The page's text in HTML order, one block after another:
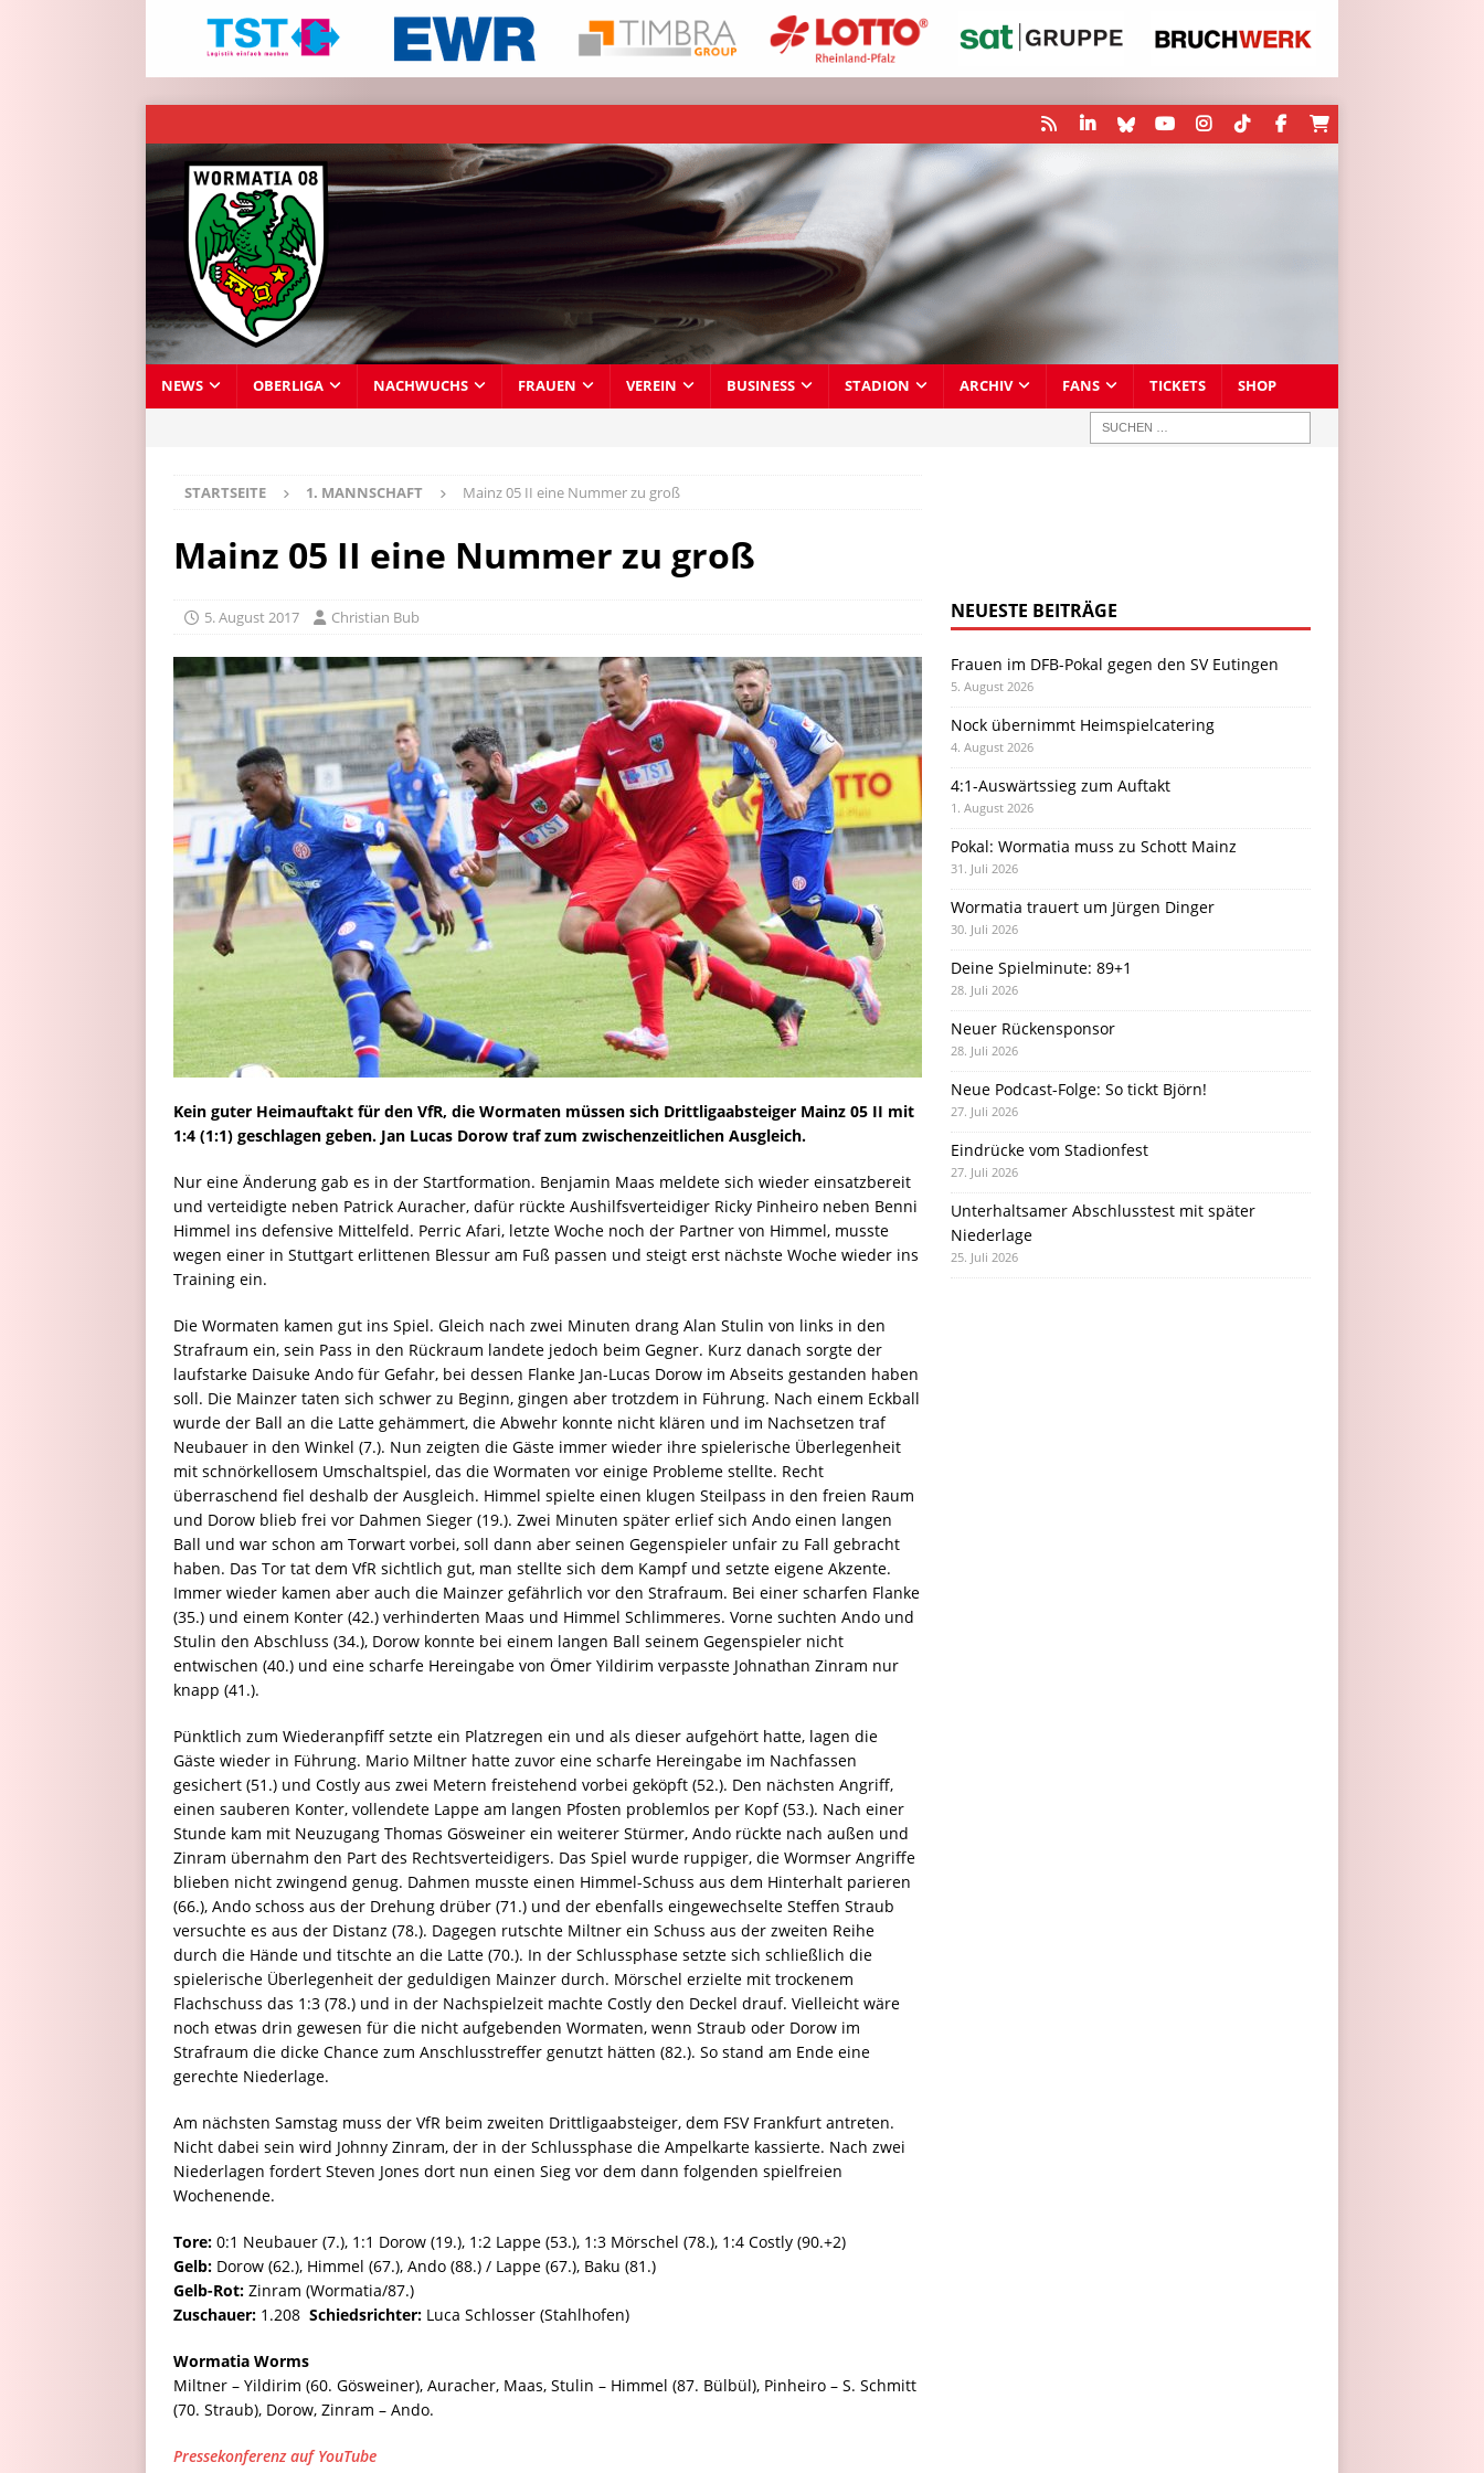
NEWS OBERLIGA NACHWUCHS FRAUEN VEREIN BUSINESS STADION ARCHIV FANS TICKETS SHOP
STARTSEITE 1. MANNSCHAFT Mainz 05 II eine Nummer zu groß
Mainz 05 II eine Nummer zu groß
5. August 2017 Christian Bub
Kein guter Heimauftakt für den VfR, die Wormaten müssen sich Drittligaabsteiger Mainz 05 II mit
1:4 (1:1) geschlagen geben. Jan Lucas Dorow traf zum zwischenzeitlichen Ausgleich.
Nur eine Änderung gab es in der Startformation. Benjamin Maas meldete sich wieder einsatzbereit
und verteidigte neben Patrick Auracher, dafür rückte Aushilfsverteidiger Ricky Pinheiro neben Benni
Himmel ins defensive Mittelfeld. Perric Afari, letzte Woche noch der Partner von Himmel, musste
wegen einer in Stuttgart erlittenen Blessur am Fuß passen und steigt erst nächste Woche wieder ins
Training ein.
Die Wormaten kamen gut ins Spiel. Gleich nach zwei Minuten drang Alan Stulin von links in den
Strafraum ein, sein Pass in den Rückraum landete jedoch beim Gegner. Kurz danach sorgte der
laufstarke Daisuke Ando für Gefahr, bei dessen Flanke Jan-Lucas Dorow im Abseits gestanden haben
soll. Die Mainzer taten sich schwer zu Beginn, gingen aber trotzdem in Führung. Nach einem Eckball
wurde der Ball an die Latte gehämmert, die Abwehr konnte nicht klären und im Nachsetzen traf
Neubauer in den Winkel (7.). Nun zeigten die Gäste immer wieder ihre spielerische Überlegenheit
mit schnörkellosem Umschaltspiel, das die Wormaten vor einige Probleme stellte. Recht
überraschend fiel deshalb der Ausgleich. Himmel spielte einen klugen Steilpass in den freien Raum
und Dorow blieb frei vor Dahmen Sieger (19.). Zwei Minuten später erlief sich Ando einen langen
Ball und war schon am Torwart vorbei, soll dann aber seinen Gegenspieler unfair zu Fall gebracht
haben. Das Tor tat dem VfR sichtlich gut, man stellte sich dem Kampf und setzte eigene Akzente.
Immer wieder kamen aber auch die Mainzer gefährlich vor den Strafraum. Bei einer scharfen Flanke
(35.) und einem Konter (42.) verhinderten Maas und Himmel Schlimmeres. Vorne suchten Ando und
Stulin den Abschluss (34.), Dorow konnte bei einem langen Ball seinem Gegenspieler nicht
entwischen (40.) und eine scharfe Hereingabe von Ömer Yildirim verpasste Johnathan Zinram nur
knapp (41.).
Pünktlich zum Wiederanpfiff setzte ein Platzregen ein und als dieser aufgehört hatte, lagen die
Gäste wieder in Führung. Mario Miltner hatte zuvor eine scharfe Hereingabe im Nachfassen
gesichert (51.) und Costly aus zwei Metern freistehend vorbei geköpft (52.). Den nächsten Angriff,
einen sauberen Konter, vollendete Lappe am langen Pfosten problemlos per Kopf (53.). Nach einer
Stunde kam mit Neuzugang Thomas Gösweiner ein weiterer Stürmer, Ando rückte nach außen und
Zinram übernahm den Part des Rechtsverteidigers. Das Spiel wurde ruppiger, die Wormser Angriffe
blieben nicht zwingend genug. Dahmen musste einen Himmel-Schuss aus dem Hinterhalt parieren
(66.), Ando schoss aus der Drehung drüber (71.) und der ebenfalls eingewechselte Steffen Straub
versuchte es aus der Distanz (78.). Dagegen rutschte Miltner ein Schuss aus der zweiten Reihe
durch die Hände und titschte an die Latte (70.). In der Schlussphase setzte sich schließlich die
spielerische Überlegenheit der geduldigen Mainzer durch. Mörschel erzielte mit trockenem
Flachschuss das 1:3 (78.) und in der Nachspielzeit machte Costly den Deckel drauf. Vielleicht wäre
noch etwas drin gewesen für die nicht aufgebenden Wormaten, wenn Straub oder Dorow im
Strafraum die dicke Chance zum Anschlusstreffer genutzt hätten (82.). So stand am Ende eine
gerechte Niederlage.
Am nächsten Samstag muss der VfR beim zweiten Drittligaabsteiger, dem FSV Frankfurt antreten.
Nicht dabei sein wird Johnny Zinram, der in der Schlussphase die Ampelkarte kassierte. Nach zwei
Niederlagen fordert Steven Jones dort nun einen Sieg vor dem dann folgenden spielfreien
Wochenende.
Tore: 0:1 Neubauer (7.), 1:1 Dorow (19.), 1:2 Lappe (53.), 1:3 Mörschel (78.), 1:4 Costly (90.+2)
Gelb: Dorow (62.), Himmel (67.), Ando (88.) / Lappe (67.), Baku (81.)
Gelb-Rot: Zinram (Wormatia/87.)
Zuschauer: 1.208 Schiedsrichter: Luca Schlosser (Stahlhofen)
Wormatia Worms
Miltner – Yildirim (60. Gösweiner), Auracher, Maas, Stulin – Himmel (87. Bülbül), Pinheiro – S. Schmitt
(70. Straub), Dorow, Zinram – Ando.
Pressekonferenz auf YouTube
NEUESTE BEITRÄGE
Frauen im DFB-Pokal gegen den SV Eutingen
5. August 2026
Nock übernimmt Heimspielcatering
4. August 2026
4:1-Auswärtssieg zum Auftakt
1. August 2026
Pokal: Wormatia muss zu Schott Mainz
31. Juli 2026
Wormatia trauert um Jürgen Dinger
30. Juli 2026
Deine Spielminute: 89+1
28. Juli 2026
Neuer Rückensponsor
28. Juli 2026
Neue Podcast-Folge: So tickt Björn!
27. Juli 2026
Eindrücke vom Stadionfest
27. Juli 2026
Unterhaltsamer Abschlusstest mit später
Niederlage
25. Juli 2026